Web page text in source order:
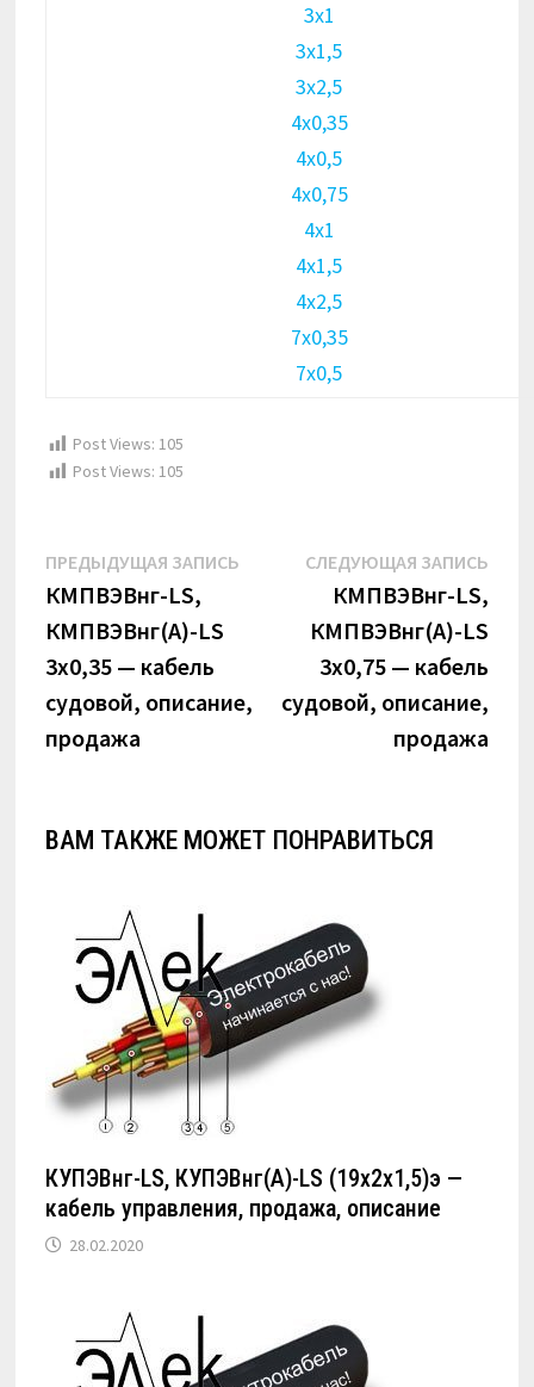
3х1
3х1,5
3х2,5
4х0,35
4х0,5
4х0,75
4х1
4х1,5
4х2,5
7х0,35
7х0,5
Post Views: 105
Post Views: 105
Навигация
по
записям
ПРЕДЫДУЩАЯ ЗАПИСЬ Предыдущая
КМПВЭВнг-LS,
КМПВЭВнг(А)-LS
3х0,35 — кабель
судовой, описание,
продажа
СЛЕДУЮЩАЯ ЗАПИСЬ
КМПВЭВнг-LS,
КМПВЭВнг(А)-LS
3х0,75 — кабель
судовой, описание,
продажа
ВАМ ТАКЖЕ МОЖЕТ ПОНРАВИТЬСЯ
КУПЭВнг-LS, КУПЭВнг(А)-LS (19х2х1,5)э —
кабель управления, продажа, описание
28.02.2020